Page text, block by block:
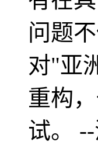
问题
对"亚
重构
试。